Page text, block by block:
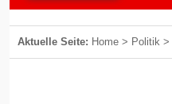
Aktuelle Seite: Home > Politik >